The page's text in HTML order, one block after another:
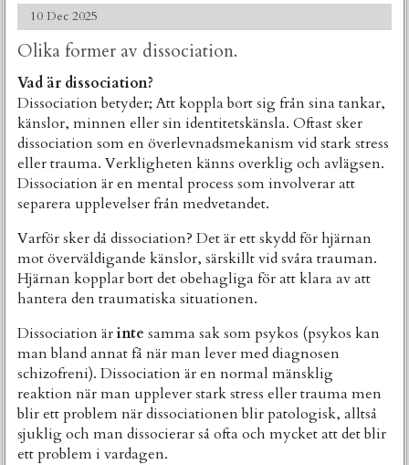
10 Dec 2025
Olika former av dissociation.
Vad är dissociation?
Dissociation betyder; Att koppla bort sig från sina tankar,
känslor, minnen eller sin identitetskänsla. Oftast sker
dissociation som en överlevnadsmekanism vid stark stress
eller trauma. Verkligheten känns overklig och avlägsen.
Dissociation är en mental process som involverar att
separera upplevelser från medvetandet.
Varför sker då dissociation? Det är ett skydd för hjärnan
mot överväldigande känslor, särskillt vid svåra trauman.
Hjärnan kopplar bort det obehagliga för att klara av att
hantera den traumatiska situationen.
Dissociation ärinte samma sak som psykos (psykos kan
man bland annat få när man lever med diagnosen
schizofreni). Dissociation är en normal mänsklig
reaktion när man upplever stark stress eller trauma men
blir ett problem när dissociationen blir patologisk, alltså
sjuklig och man dissocierar så ofta och mycket att det blir
ett problem i vardagen.